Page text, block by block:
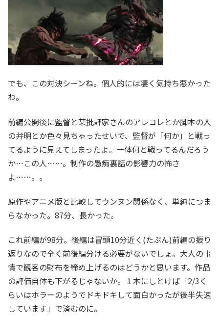
でも、この対決シーンね。個人的には凄く気持ち悪かった
わ。
前編公開後に監督と某批評家さんのアレコレとか脚本の人
の弁明とか色々見ちゃったせいで、監督が「何か」と戦っ
てるように見えてしまったよ。一体何と戦ってるんだろう
か…この人……。制作の愚痴裏話の影響力の怖さ
よ……。。
原作やアニメ版と比較してウンヌン関係なく、単純につま
らなかった。87分、長かった。
これ前編が98分。後編は冒頭10分近く(たぶん)前編の振り
返りなので全く前後編分ける必要がないでしょ。大人の事
情で観客の財布を締め上げるのはどうかと思います。作品
の評価自体も下がるじゃないか。１本にしとけば「2/3く
らいはホラーのようでドキドキして面白かったが後半失速
しています」で済むのに。